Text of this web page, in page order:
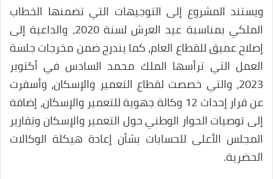
ويستند المشروع إلى التوجيهات التي تضمنها الخطاب
الملكي بمناسبة عيد العرش لسنة 2020، والداعية إلى
إصلاح عميق للقطاع العام، كما يندرج ضمن مخرجات جلسة
العمل التي ترأسها الملك محمد السادس في أكتوبر
2023، والتي خصصت لقطاع التعمير والإسكان، وأسفرت
عن قرار إحداث 12 وكالة جهوية للتعمير والإسكان، إضافة
إلى توصيات الحوار الوطني حول التعمير والإسكان وتقارير
المجلس الأعلى للحسابات بشأن إعادة هيكلة الوكالات
الحضرية.